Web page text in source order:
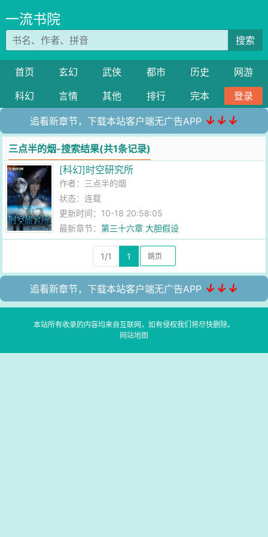
一流书院
搜索
首页 玄幻 武侠 都市 历史
网游
科幻
言情 其他 排行 完本 登录
追看新章节，下载本站客户端无广告APP ↓↓↓
三点半的烟-搜索结果(共1条记录)
[科幻]时空研究所
作者： 三点半的烟
状态：连载
更新时间：10-18 20:58:05
最新章节：第三十六章 大胆假设
1/1 1
追看新章节，下载本站客户端无广告APP ↓↓↓
本站所有收录的内容均来自互联网，如有侵权我们将尽快删除。
网站地图